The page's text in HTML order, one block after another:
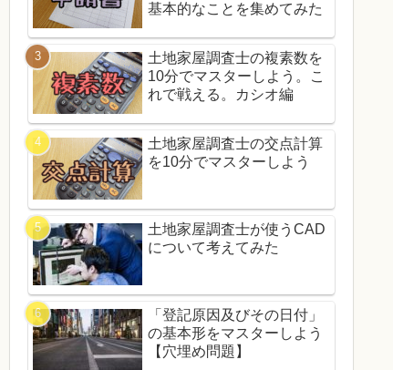
基本的なことを集めてみた
土地家屋調査士の複素数を
10分でマスターしよう。こ
れで戦える。カシオ編
土地家屋調査士の交点計算
を10分でマスターしよう
土地家屋調査士が使うCAD
について考えてみた
「登記原因及びその日付」
の基本形をマスターしよう
【穴埋め問題】